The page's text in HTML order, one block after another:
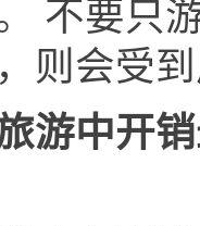
不要只
则会受
游中开